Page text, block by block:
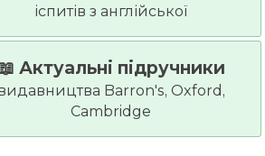
іспитів з англійської
Актуальні підручники
Barron's, Oxford,
Cambridge